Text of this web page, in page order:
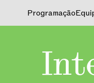
Programação